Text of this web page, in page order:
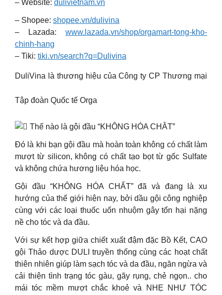
– Website: dulivietnam.vn
– Shopee: shopee.vn/dulivina
– Lazada: www.lazada.vn/shop/orgamart-tong-kho-
chinh-hang
– Tiki: tiki.vn/search?q=Dulivina
DuliVina là thương hiệu của Công ty CP Thương mại
Tập đoàn Quốc tế Orga
Thế nào là gội đầu “KHÔNG HÓA CHÂT”
Đó là khi bạn gội đầu mà hoàn toàn không có chất làm
mượt từ silicon, không có chất tạo bọt từ gốc Sulfate
và không chứa hương liệu hóa học.
Gội đầu “KHÔNG HÓA CHẤT” đã và đang là xu
hướng của thế giới hiện nay, bởi dầu gội công nghiệp
cùng với các loại thuốc uốn nhuộm gây tổn hại nặng
nề cho tóc và da đầu.
Với sự kết hợp giữa chiết xuất đậm đặc Bồ Kết, CAO
gội Thảo dược DULI truyền thống cùng các hoạt chất
thiên nhiên giúp làm sạch tóc và da đầu, ngăn ngừa và
cải thiện tình trạng tóc gàu, gãy rụng, chẻ ngọn.. cho
mái tóc mềm mượt chắc khoẻ và NHẸ NHƯ TÓC